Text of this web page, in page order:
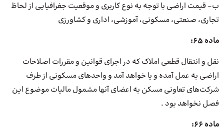
ب- قیمت اراضی با توجه به نوع کاربری و موقعیت جغرافیایی از لحاظ
تجاری، صنعتی، مسکونی، آموزشی، اداری و کشاورزی
ماده 65:
نقل و انتقال قطعی املاک که در اجرای قوانین و مقررات اصلاحات
اراضی به عمل آمده و یا خواهد آمد و واحدهای مسکونی از طرف
شرکت‌های تعاونی مسکن به اعضای آنها مشمول مالیات موضوع این
فصل نخواهد بود .
ماده 66: